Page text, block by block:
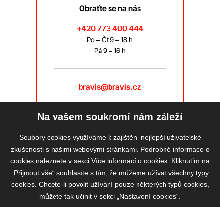
Obraťte se na nás
+420 773 400 444
Po – Čt 9 – 18 h
Pá 9 – 16 h
bravis@bravis.cz
Na vašem soukromí nám záleží
Soubory cookies využíváme k zajištění nejlepší uživatelské
zkušenosti s našimi webovými stránkami. Podrobné informace o
cookies naleznete v sekci Více informací o cookies . Kliknutím na
„Přijmout vše“ souhlasíte s tím, že můžeme užívat všechny typy
cookies. Chcete-li povolit užívání pouze některých typů cookies,
můžete tak učinit v sekci „Nastavení cookies“.